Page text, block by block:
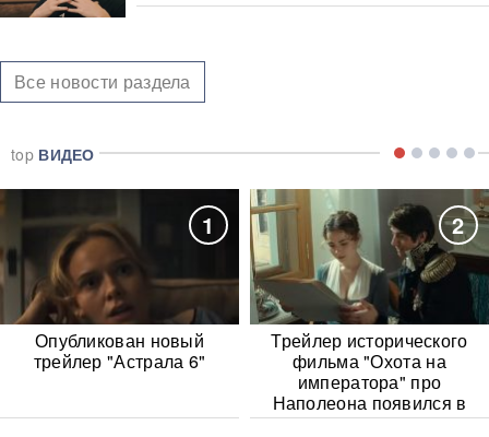
Все новости раздела
top ВИДЕО
1
Опубликован новый
трейлер "Астрала 6"
2
Трейлер исторического
фильма "Охота на
императора" про
Наполеона появился в
Сети